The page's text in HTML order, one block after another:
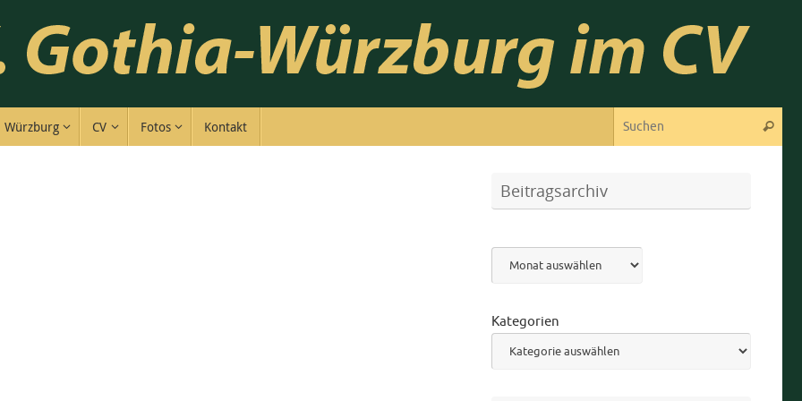
Würzburg CV Fotos Kontakt Suchen
Beitragsarchiv
Archiv
Kategorien